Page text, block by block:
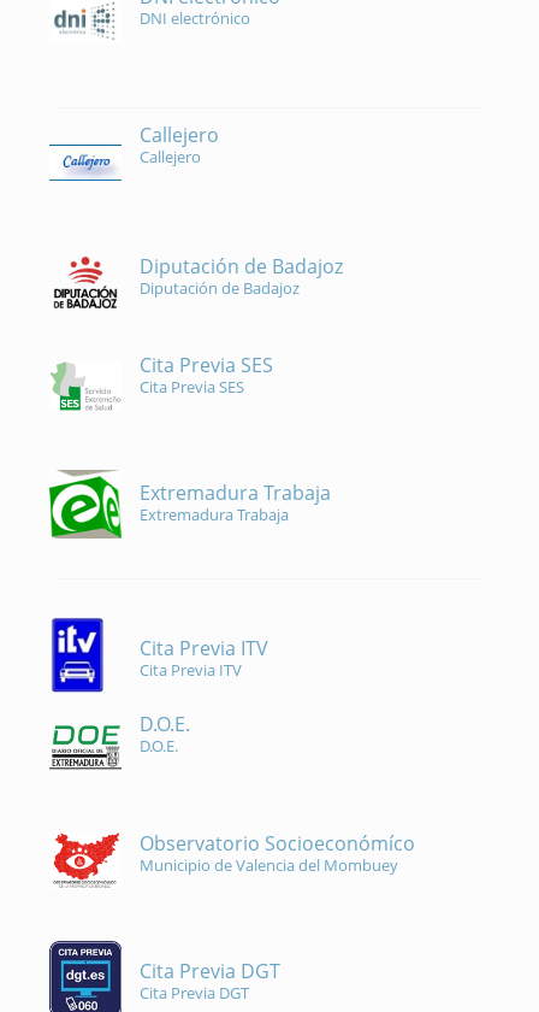
DNI electrónico
Callejero
Callejero
Diputación de Badajoz
Diputación de Badajoz
Cita Previa SES
Cita Previa SES
Extremadura Trabaja
Extremadura Trabaja
Cita Previa ITV
Cita Previa ITV
D.O.E.
D.O.E.
Observatorio Socioeconómíco
Municipio de Valencia del Mombuey
Cita Previa DGT
Cita Previa DGT